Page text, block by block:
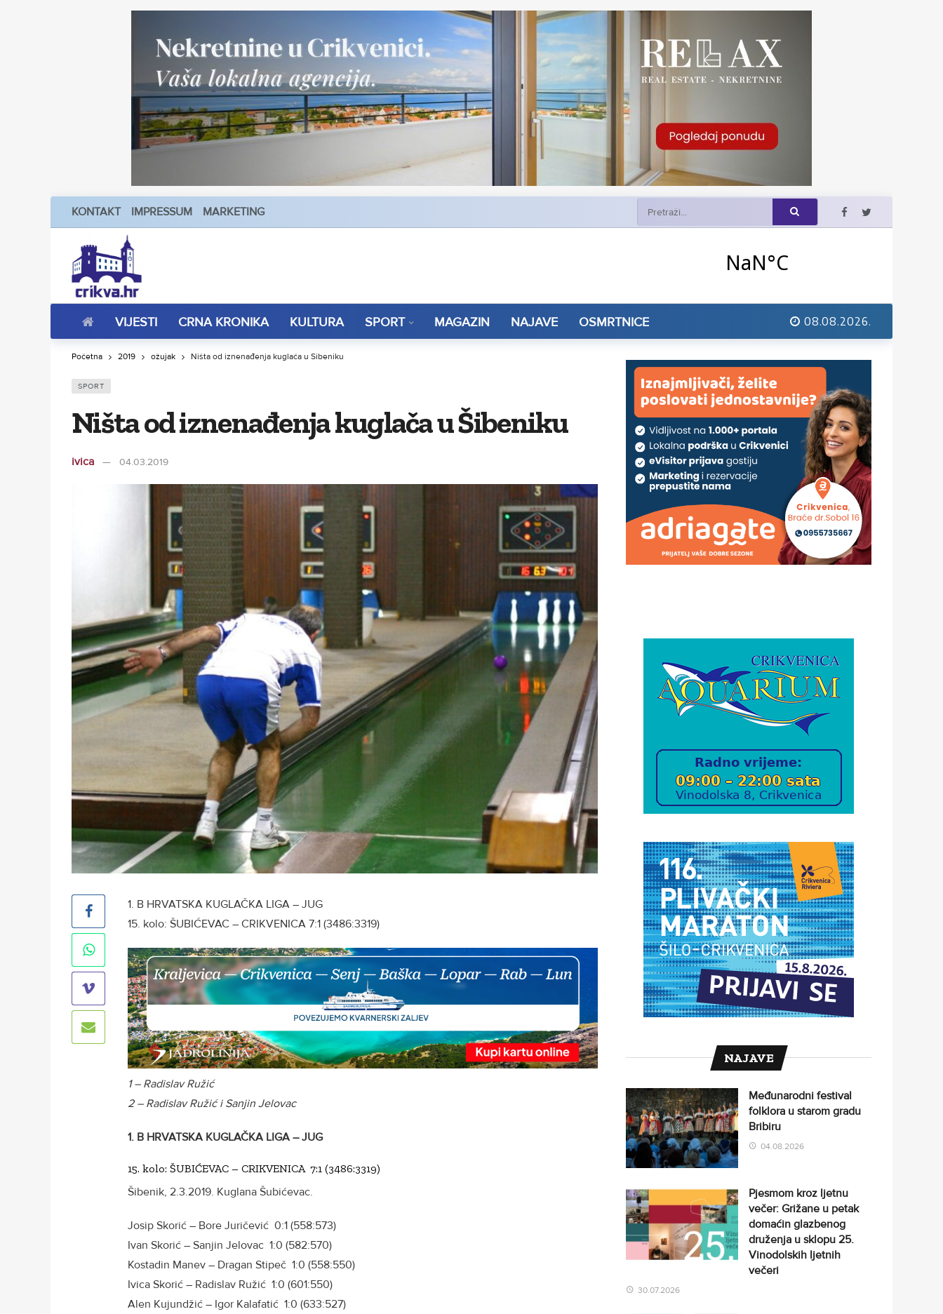
KONTAKT IMPRESSUM MARKETING
VIJESTI CRNA KRONIKA KULTURA SPORT MAGAZIN NAJAVE OSMRTNICE 08.08.2026.
Početna 2019 ožujak Ništa od iznenađenja kuglača u Šibeniku
SPORT
Ništa od iznenađenja kuglača u Šibeniku
ivica 04.03.2019
1. B HRVATSKA KUGLAČKA LIGA – JUG
15. kolo: ŠUBIĆEVAC – CRIKVENICA 7:1 (3486:3319)
1 – Radislav Ružić
2 – Radislav Ružić i Sanjin Jelovac
1. B HRVATSKA KUGLAČKA LIGA – JUG
15. kolo: ŠUBIĆEVAC – CRIKVENICA 7:1 (3486:3319)
Šibenik, 2.3.2019. Kuglana Šubićevac.
Josip Skorić – Bore Juričević 0:1 (558:573)
Ivan Skorić – Sanjin Jelovac 1:0 (582:570)
Kostadin Manev – Dragan Stipeč 1:0 (558:550)
Ivica Skorić – Radislav Ružić 1:0 (601:550)
Alen Kujundžić – Igor Kalafatić 1:0 (633:527)
NAJAVE
Međunarodni festival
folklora u starom gradu
Bribiru
04.08.2026
Pjesmom kroz ljetnu
večer: Grižane u petak
domaćin glazbenog
druženja u sklopu 25.
Vinodolskih ljetnih
večeri
30.07.2026